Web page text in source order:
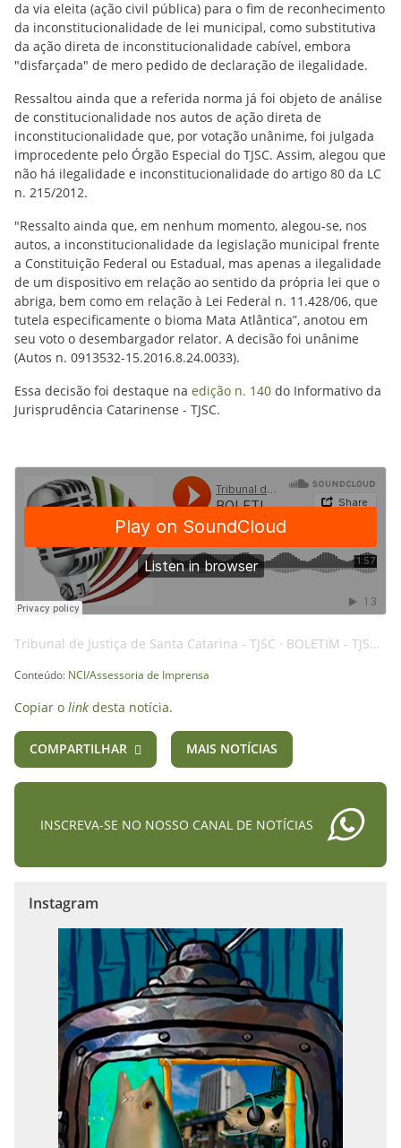
da via eleita (ação civil pública) para o fim de reconhecimento
da inconstitucionalidade de lei municipal, como substitutiva
da ação direta de inconstitucionalidade cabível, embora
"disfarçada" de mero pedido de declaração de ilegalidade.
Ressaltou ainda que a referida norma já foi objeto de análise
de constitucionalidade nos autos de ação direta de
inconstitucionalidade que, por votação unânime, foi julgada
improcedente pelo Órgão Especial do TJSC. Assim, alegou que
não há ilegalidade e inconstitucionalidade do artigo 80 da LC
n. 215/2012.
"Ressalto ainda que, em nenhum momento, alegou-se, nos
autos, a inconstitucionalidade da legislação municipal frente
a Constituição Federal ou Estadual, mas apenas a ilegalidade
de um dispositivo em relação ao sentido da própria lei que o
abriga, bem como em relação à Lei Federal n. 11.428/06, que
tutela especificamente o bioma Mata Atlântica”, anotou em
seu voto o desembargador relator. A decisão foi unânime
(Autos n. 0913532-15.2016.8.24.0033).
Essa decisão foi destaque na edição n. 140 do Informativo da
Jurisprudência Catarinense - TJSC.
Tribunal de Justiça de Santa Catarina - TJSC · BOLETIM - TJSC - 16JUL24 - DECISÃO - AI
Conteúdo: NCI/Assessoria de Imprensa
Copiar o link desta notícia.
COMPARTILHAR MAIS NOTÍCIAS
INSCREVA-SE NO NOSSO CANAL DE NOTÍCIAS
Instagram